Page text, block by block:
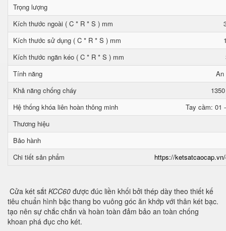
Trọng lượng
Kích thước ngoài ( C * R * S ) mm
Kích thước sử dụng ( C * R * S ) mm
Kích thước ngăn kéo ( C * R * S ) mm
Tính năng
An
Khả năng chống cháy
Hệ thống khóa liên hoàn thông minh
Tay cầm: 01
Thương hiệu
Bảo hành
Chi tiết sản phẩm
https://
Cửa két sắt KCC60 được đúc liền khối bởi thép dày theo thiết kế
tiêu chuẩn hình bậc thang bo vuông góc ăn khớp với thân két bạc.
tạo nên sự chắc chắn và hoàn toàn đảm bảo an toàn chống
khoan phá đục cho két.